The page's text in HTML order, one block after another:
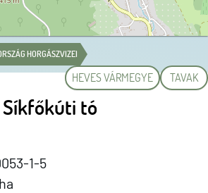
HORGÁSZVIZEI
HEVES VÁRMEGYE TAVAK
Síkfőkúti tó
1-5